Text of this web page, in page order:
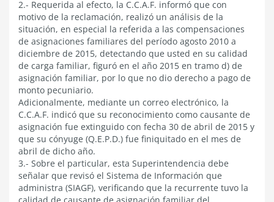
2.- Requerida al efecto, la C.C.A.F. informó que con
motivo de la reclamación, realizó un análisis de la
situación, en especial la referida a las compensaciones
de asignaciones familiares del período agosto 2010 a
diciembre de 2015, detectando que usted en su calidad
de carga familiar, figuró en el año 2015 en tramo d) de
asignación familiar, por lo que no dio derecho a pago de
monto pecuniario.
Adicionalmente, mediante un correo electrónico, la
C.C.A.F. indicó que su reconocimiento como causante de
asignación fue extinguido con fecha 30 de abril de 2015 y
que su cónyuge (Q.E.P.D.) fue finiquitado en el mes de
abril de dicho año.
3.- Sobre el particular, esta Superintendencia debe
señalar que revisó el Sistema de Información que
administra (SIAGF), verificando que la recurrente tuvo la